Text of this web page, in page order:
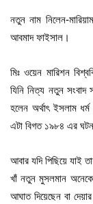
নতুন নাম নিলেন-
আবমাদ ফাইসাল।
মিঃ ওয়েন মারিশন
যিনি নিত্য নতুন সংবাদ
হলেন অর্থাৎ ইসলাম
এটা বিগত ১৯৮৪ এর
আবার যদি পিছিয়ে যাই
খাঁ নতুন মুসলমান অনেকে
আঘাত দিয়েছেন বা